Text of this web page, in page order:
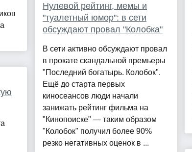
Нулевой рейтинг, мемы и
"туалетный юмор": в сети
обсуждают провал "Колобка"
В сети активно обсуждают провал
в прокате скандальной премьеры
"Последний богатырь. Колобок".
Ещё до старта первых
киносеансов люди начали
занижать рейтинг фильма на
"Кинопоиске" — таким образом
"Колобок" получил более 90%
резко негативных оценок в ...